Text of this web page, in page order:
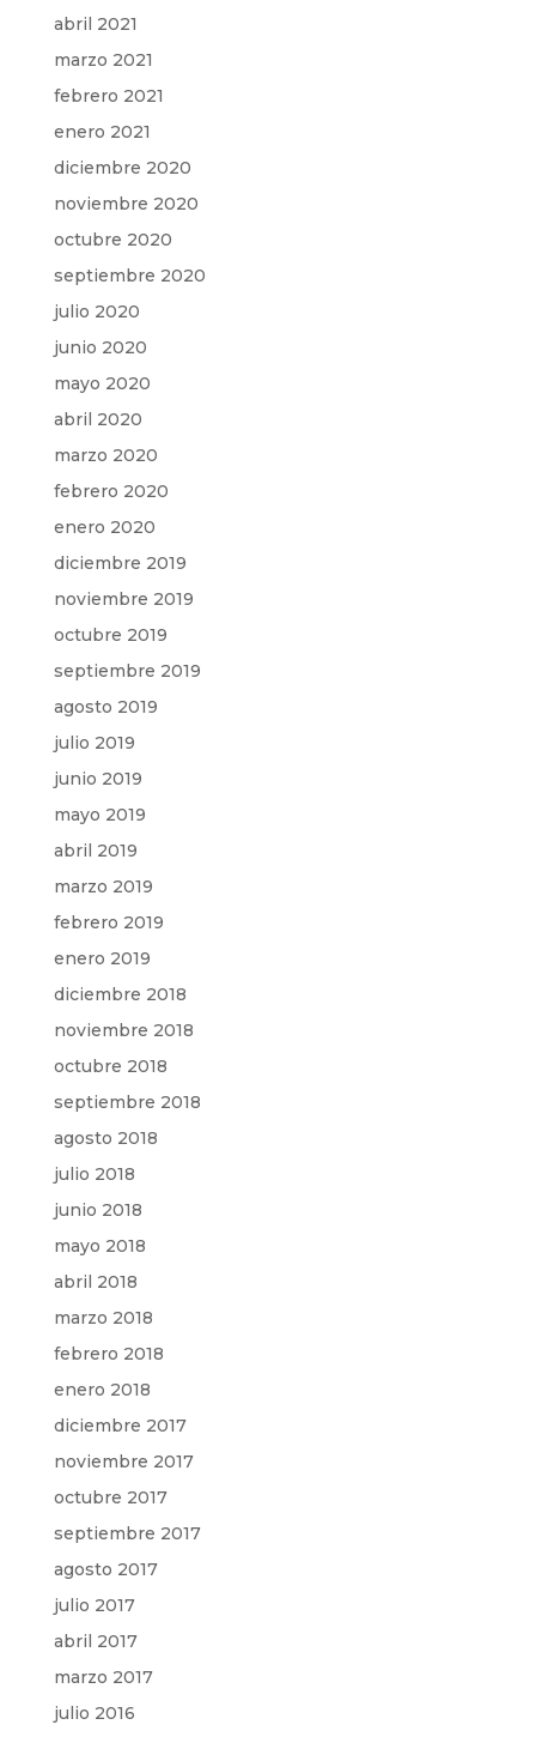
abril 2021
marzo 2021
febrero 2021
enero 2021
diciembre 2020
noviembre 2020
octubre 2020
septiembre 2020
julio 2020
junio 2020
mayo 2020
abril 2020
marzo 2020
febrero 2020
enero 2020
diciembre 2019
noviembre 2019
octubre 2019
septiembre 2019
agosto 2019
julio 2019
junio 2019
mayo 2019
abril 2019
marzo 2019
febrero 2019
enero 2019
diciembre 2018
noviembre 2018
octubre 2018
septiembre 2018
agosto 2018
julio 2018
junio 2018
mayo 2018
abril 2018
marzo 2018
febrero 2018
enero 2018
diciembre 2017
noviembre 2017
octubre 2017
septiembre 2017
agosto 2017
julio 2017
abril 2017
marzo 2017
julio 2016